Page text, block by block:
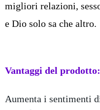
migliori relazioni,
e Dio solo sa che altro.
Vantaggi del prodotto:
Aumenta i sentimenti